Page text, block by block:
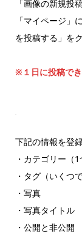
「画像の新規投
「マイページ」
を投稿する」を
※１日に投稿でき
下記の情報を登
・カテゴリー（1
・タグ（いくつ
・写真
・写真タイトル
・公開と非公開